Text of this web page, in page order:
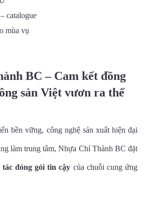
catalogue
mùa vụ
BC – Cam kết đồng
sản Việt vươn ra thế
bền vững, công nghệ sản xuất hiện đại
làm trung tâm, Nhựa Chí Thành BC đặt
tác đóng gói tin cậy của chuỗi cung ứng